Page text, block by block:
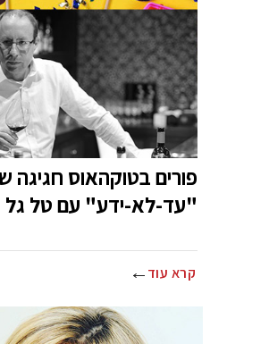
פורים בטוקהאוס חגיגה
"עד-לא-ידע" עם טל גל
קרא עוד